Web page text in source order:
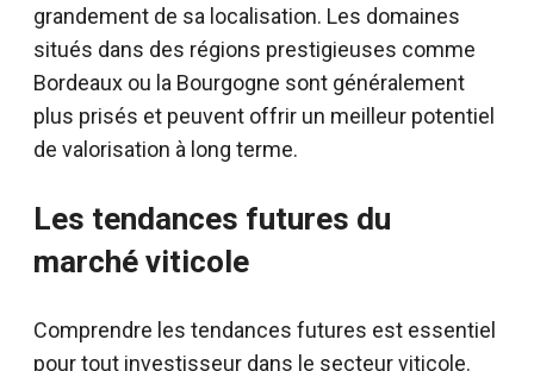
grandement de sa localisation. Les domaines
situés dans des régions prestigieuses comme
Bordeaux ou la Bourgogne sont généralement
plus prisés et peuvent offrir un meilleur potentiel
de valorisation à long terme.
Les tendances futures du
marché viticole
Comprendre les tendances futures est essentiel
pour tout investisseur dans le secteur viticole.